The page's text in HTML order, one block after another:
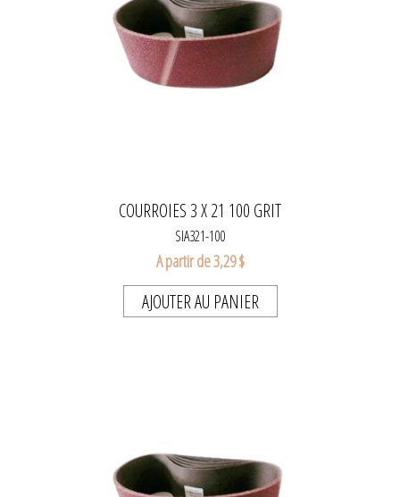
COURROIES 3 X 21 100 GRIT
SIA321-100
A partir de 3,29 $
AJOUTER AU PANIER